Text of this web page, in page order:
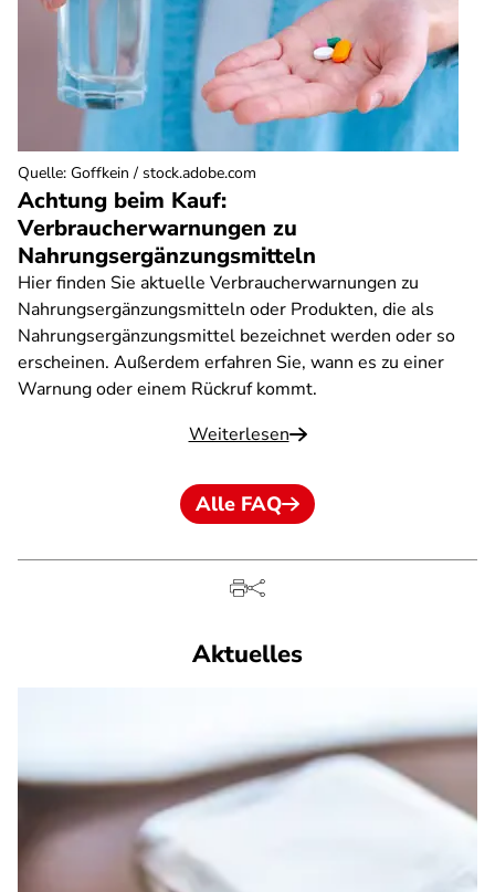
Achtung beim Kauf:
Verbraucherwarnungen zu
Nahrungsergänzungsmitteln
Hier finden Sie aktuelle Verbraucherwarnungen zu
Nahrungsergänzungsmitteln oder Produkten, die als
Nahrungsergänzungsmittel bezeichnet werden oder so
erscheinen. Außerdem erfahren Sie, wann es zu einer
Warnung oder einem Rückruf kommt.
Weiterlesen
Quelle: Goffkein / stock.adobe.com
Alle FAQ
Aktuelles